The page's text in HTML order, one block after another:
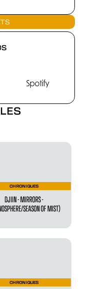
Spotify
CHRONIQUES
DJIIN - MIRRORS -
SEASON OF MIST)
CHRONIQUES